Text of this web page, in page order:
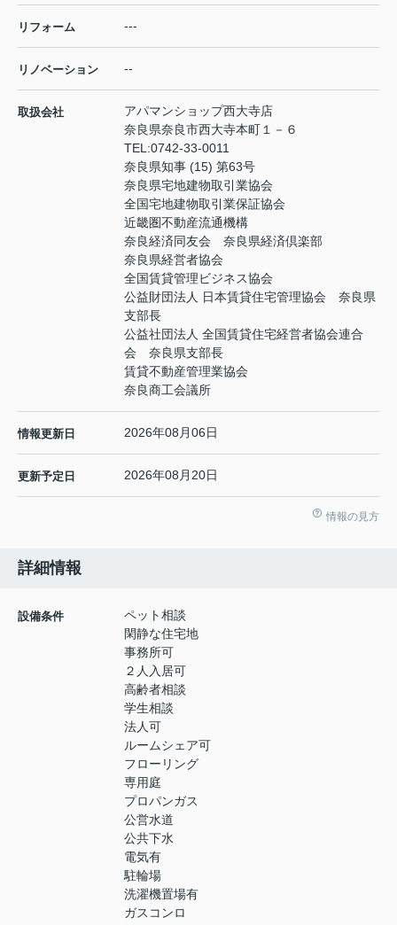
リフォーム ---
リノベーション --
取扱会社
アパマンショップ西大寺店
奈良県奈良市西大寺本町１－６
TEL:0742-33-0011
奈良県知事 (15) 第63号
奈良県宅地建物取引業協会
全国宅地建物取引業保証協会
近畿圏不動産流通機構
奈良経済同友会 奈良県経済倶楽部
奈良県経営者協会
全国賃貸管理ビジネス協会
公益財団法人 日本賃貸住宅管理協会 奈良県
支部長
公益社団法人 全国賃貸住宅経営者協会連合
会 奈良県支部長
賃貸不動産管理業協会
奈良商工会議所
情報更新日 2026年08月06日
更新予定日 2026年08月20日
情報の見方
詳細情報
設備条件
ペット相談
閑静な住宅地
事務所可
２人入居可
高齢者相談
学生相談
法人可
ルームシェア可
フローリング
専用庭
プロパンガス
公営水道
公共下水
電気有
駐輪場
洗濯機置場有
ガスコンロ